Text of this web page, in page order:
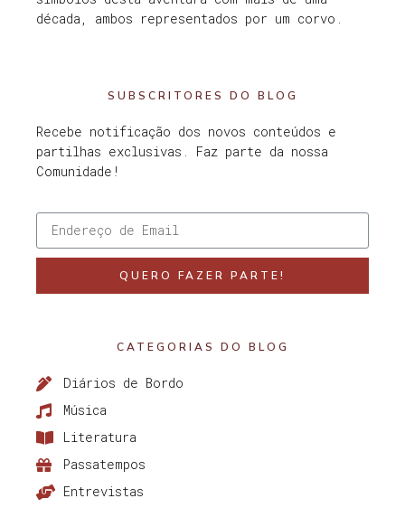
década, ambos representados por um corvo.
SUBSCRITORES DO BLOG
Recebe notificação dos novos conteúdos e
partilhas exclusivas. Faz parte da nossa
Comunidade!
QUERO FAZER PARTE!
CATEGORIAS DO BLOG
Diários de Bordo
Música
Literatura
Passatempos
Entrevistas